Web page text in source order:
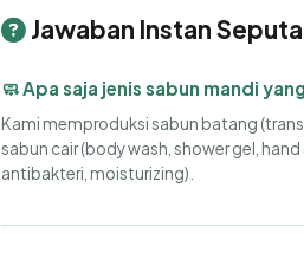
Jawaban Instan
🧼 Apa saja jenis sabun mandi
Kami memproduksi sabun batang
sabun cair (body wash, shower gel,
antibakteri, moisturizing).